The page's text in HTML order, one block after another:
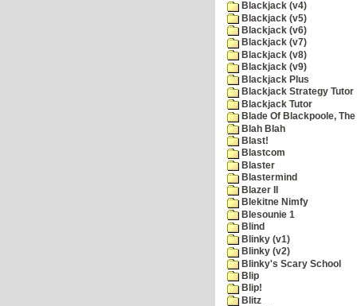
Blackjack (v4)
Blackjack (v5)
Blackjack (v6)
Blackjack (v7)
Blackjack (v8)
Blackjack (v9)
Blackjack Plus
Blackjack Strategy Tutor
Blackjack Tutor
Blade Of Blackpoole, The
Blah Blah
Blast!
Blastcom
Blaster
Blastermind
Blazer II
Blekitne Nimfy
Blesounie 1
Blind
Blinky (v1)
Blinky (v2)
Blinky's Scary School
Blip
Blip!
Blitz